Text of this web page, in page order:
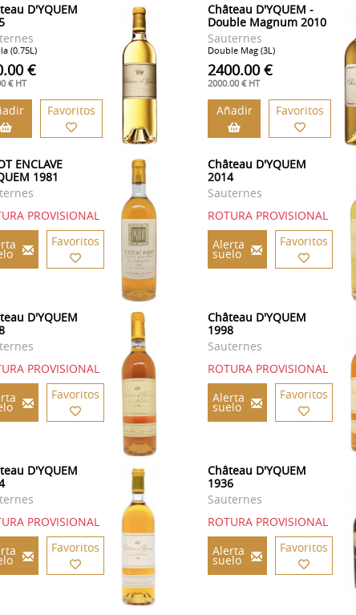
D'YQUEM
(0.75L)
€
€ HT
Favoritos
Château D'YQUEM -
Double Magnum 2010
Sauternes
Double Mag (3L)
2400.00 €
2000.00 € HT
Añadir Favoritos
ENCLAVE
1981
PROVISIONAL
Favoritos
Château D'YQUEM
2014
Sauternes
ROTURA PROVISIONAL
Alerta
suelo
Favoritos
D'YQUEM
PROVISIONAL
Favoritos
Château D'YQUEM
1998
Sauternes
ROTURA PROVISIONAL
Alerta
suelo
Favoritos
D'YQUEM
PROVISIONAL
Favoritos
Château D'YQUEM
1936
Sauternes
ROTURA PROVISIONAL
Alerta
suelo
Favoritos